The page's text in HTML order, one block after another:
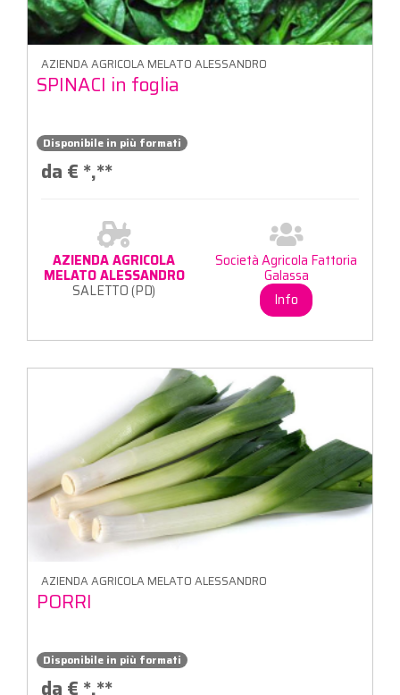
AZIENDA AGRICOLA MELATO ALESSANDRO
SPINACI in foglia
Disponibile in più formati
da € *,**
AZIENDA AGRICOLA
MELATO ALESSANDRO
SALETTO (PD)
Società Agricola Fattoria
Galassa
Info
AZIENDA AGRICOLA MELATO ALESSANDRO
PORRI
Disponibile in più formati
da € *,**